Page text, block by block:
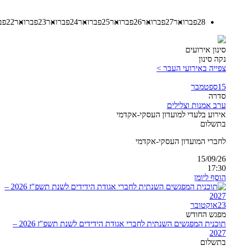
28פברואר27פברואר26פברואר25פברואר24פברואר23פברואר22
סינון אירועים
נקה סינון
צפייה באירועי העבר >
15ספטמבר
סדרה
ערב אמנות וצלילים
אירוע בלעדי למועדון העסקי-אקדמי
בתשלום
לחברי המועדון העסקי-אקדמי
15/09/26
17:30
הוסף ליומן
23אוקטובר
מפגש החודש
תוכנית המפגשים השנתית לחברי אגודת הידידים לשנת תשפ"ז 2026 –
2027
בתשלום